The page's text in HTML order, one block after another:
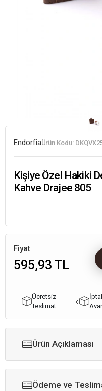
EndorfiaÜrün Kodu:
Kişiye Özel Hakiki
Kahve Drajee 805
Fiyat
595,93 TL
Ücretsiz
Teslimat
Ürün Açıklaması
Ödeme ve